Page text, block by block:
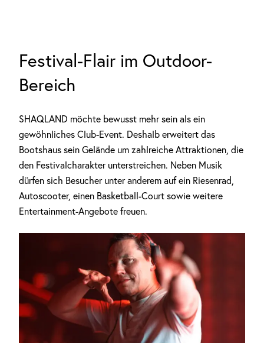
Festival-Flair im Outdoor-
Bereich
SHAQLAND möchte bewusst mehr sein als ein
gewöhnliches Club-Event. Deshalb erweitert das
Bootshaus sein Gelände um zahlreiche Attraktionen, die
den Festivalcharakter unterstreichen. Neben Musik
dürfen sich Besucher unter anderem auf ein Riesenrad,
Autoscooter, einen Basketball-Court sowie weitere
Entertainment-Angebote freuen.